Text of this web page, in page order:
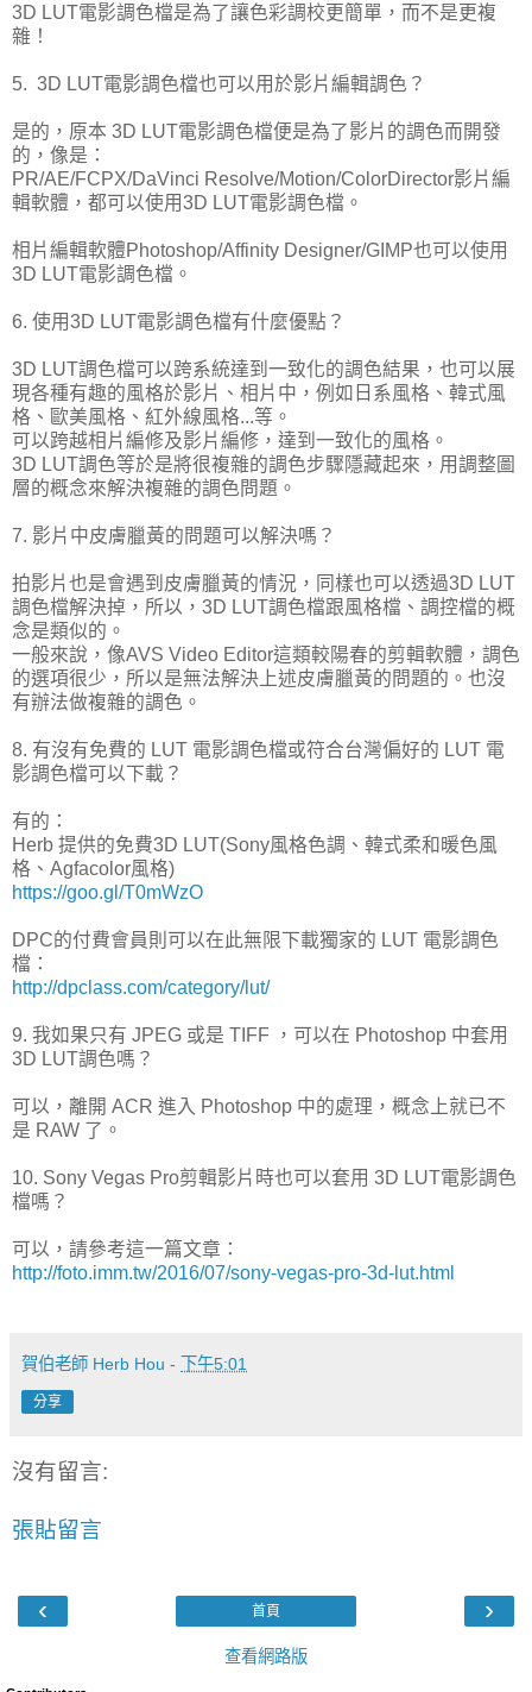
3D LUT電影調色檔是為了讓色彩調校更簡單，而不是更複
雜！
5. 3D LUT電影調色檔也可以用於影片編輯調色？
是的，原本 3D LUT電影調色檔便是為了影片的調色而開發
的，像是：
PR/AE/FCPX/DaVinci Resolve/Motion/ColorDirector影片編
輯軟體，都可以使用3D LUT電影調色檔。
相片編輯軟體Photoshop/Affinity Designer/GIMP也可以使用
3D LUT電影調色檔。
6. 使用3D LUT電影調色檔有什麼優點？
3D LUT調色檔可以跨系統達到一致化的調色結果，也可以展
現各種有趣的風格於影片、相片中，例如日系風格、韓式風
格、歐美風格、紅外線風格...等。
可以跨越相片編修及影片編修，達到一致化的風格。
3D LUT調色等於是將很複雜的調色步驟隱藏起來，用調整圖
層的概念來解決複雜的調色問題。
7. 影片中皮膚臘黃的問題可以解決嗎？
拍影片也是會遇到皮膚臘黃的情況，同樣也可以透過3D LUT
調色檔解決掉，所以，3D LUT調色檔跟風格檔、調控檔的概
念是類似的。
一般來說，像AVS Video Editor這類較陽春的剪輯軟體，調色
的選項很少，所以是無法解決上述皮膚臘黃的問題的。也沒
有辦法做複雜的調色。
8. 有沒有免費的 LUT 電影調色檔或符合台灣偏好的 LUT 電
影調色檔可以下載？
有的：
Herb 提供的免費3D LUT(Sony風格色調、韓式柔和暖色風
格、Agfacolor風格)
https://goo.gl/T0mWzO
DPC的付費會員則可以在此無限下載獨家的 LUT 電影調色
檔：
http://dpclass.com/category/lut/
9. 我如果只有 JPEG 或是 TIFF ，可以在 Photoshop 中套用
3D LUT調色嗎？
可以，離開 ACR 進入 Photoshop 中的處理，概念上就已不
是 RAW 了。
10. Sony Vegas Pro剪輯影片時也可以套用 3D LUT電影調色
檔嗎？
可以，請參考這一篇文章：
http://foto.imm.tw/2016/07/sony-vegas-pro-3d-lut.html
賀伯老師 Herb Hou - 下午5:01
分享
沒有留言:
張貼留言
‹ ›
首頁
查看網路版